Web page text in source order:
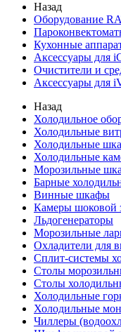
Назад
Оборудование
Кухонные
Аксессуары для
Очистители и
Аксессуары для
Назад
Холодильное
Холодильные
Холодильные
Холодильные
Морозильные
Барные
Винные шкафы
Камеры шоковой
Льдогенераторы
Морозильные
Охладители для
Сплит-системы
Столы
Столы
Холодильные
Холодильные
Чиллеры